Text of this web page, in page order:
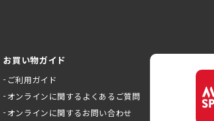
お買い物ガイド
ご利用ガイド
オンラインに関するよくあるご質問
オンラインに関するお問い合わせ